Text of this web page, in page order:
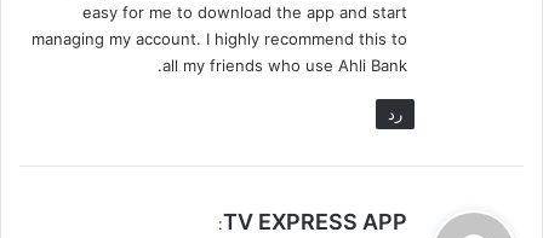
easy for me to download the app and start
managing my account. I highly recommend this to
all my friends who use Ahli Bank.
رد
يTV EXPRESS APP
: